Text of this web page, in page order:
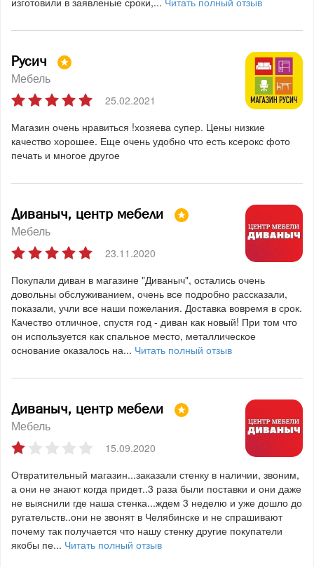
Русич
Мебель
25.02.2021
Магазин очень нравиться !хозяева супер. Цены низкие
качество хорошее. Еще очень удобно что есть ксерокс фото
печать и многое другое
Диваныч, центр мебели
Мебель
23.11.2020
Покупали диван в магазине "Диваныч", остались очень
довольны обслуживанием, очень все подробно рассказали,
показали, учли все наши пожелания. Доставка вовремя в срок.
Качество отличное, спустя год - диван как новый! При том что
он используется как спальное место, металлическое
основание оказалось на... Читать полный отзыв
Диваныч, центр мебели
Мебель
15.09.2020
Отвратительный магазин...заказали стенку в наличии, звоним,
а они не знают когда придет..3 раза были поставки и они даже
не выяснили где наша стенка...ждем 3 неделю и уже дошло до
ругательств..они не звонят в Челябинске и не спрашивают
почему так получается что нашу стенку другие покупатели
якобы пе... Читать полный отзыв